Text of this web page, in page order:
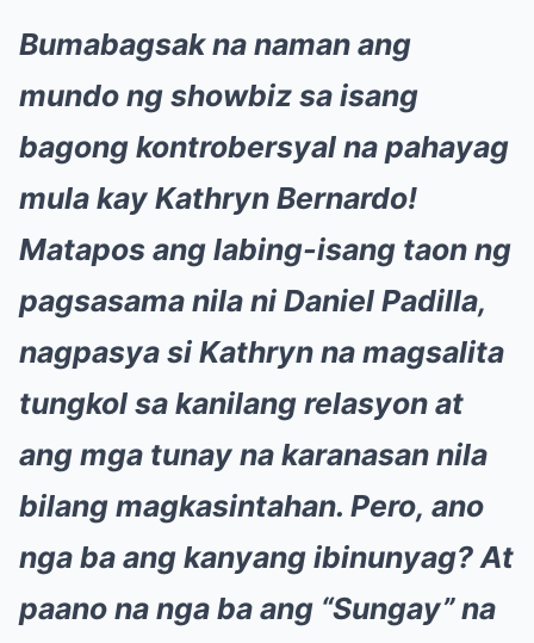
Bumabagsak na naman ang
mundo ng showbiz sa isang
bagong kontrobersyal na pahayag
mula kay Kathryn Bernardo!
Matapos ang labing-isang taon ng
pagsasama nila ni Daniel Padilla,
nagpasya si Kathryn na magsalita
tungkol sa kanilang relasyon at
ang mga tunay na karanasan nila
bilang magkasintahan. Pero, ano
nga ba ang kanyang ibinunyag? At
paano na nga ba ang “Sungay” na